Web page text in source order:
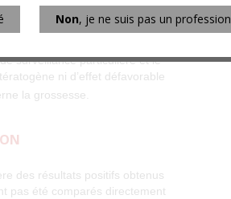
l’évolution de la maladie
observation sur l’issue à
cours des 20 années et plus
surveillance particulière et le
ni d’effet défavorable
la grossesse.
des résultats positifs obtenus
pas été comparés directement
Non, je ne suis pas un